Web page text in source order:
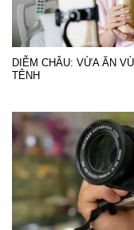
DIỄM CHÂU: VỪA ĂN
TÊNH